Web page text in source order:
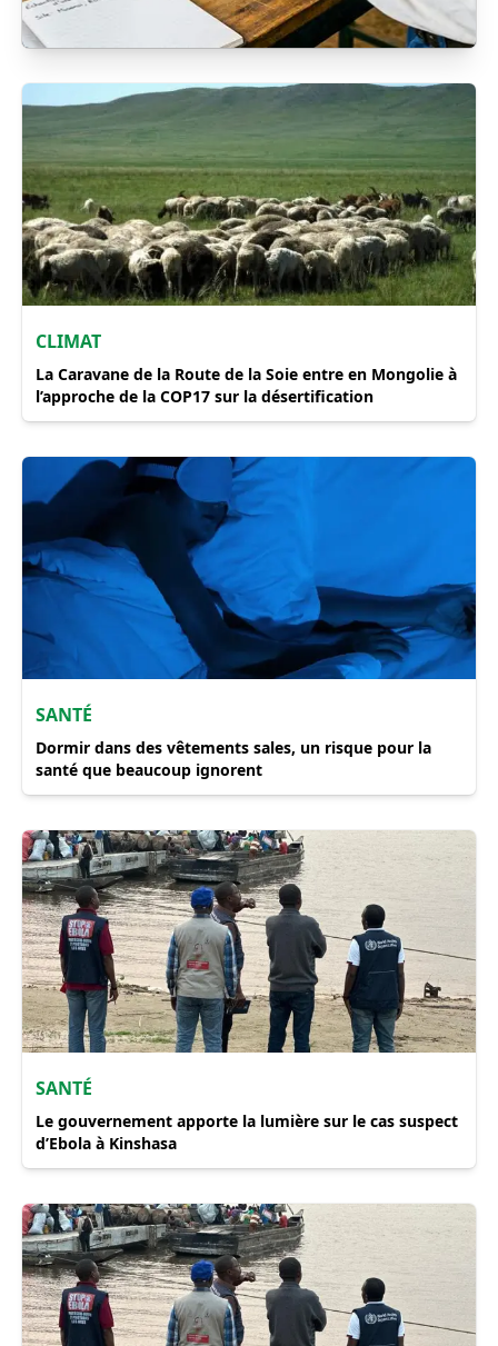
MINES
Exportation d’uranium vers la
Chine, l’USMCC dément les
accusations
CLIMAT
La Caravane de la Route de la Soie entre en Mongolie à
l’approche de la COP17 sur la désertification
SANTÉ
Dormir dans des vêtements sales, un risque pour la
santé que beaucoup ignorent
SANTÉ
Le gouvernement apporte la lumière sur le cas suspect
d’Ebola à Kinshasa